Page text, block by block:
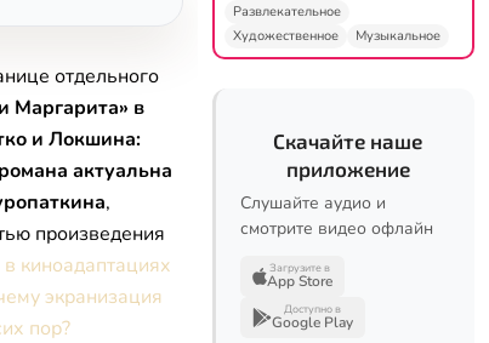
отдельного
Маргарита» в
и Локшина:
актуальна
,
произведения
киноадаптациях
экранизация
пор?
Развлекательное
Художественное
Музыкальное
Скачайте наше
приложение
Слушайте аудио и
смотрите видео офлайн
Загрузите в
App Store
Доступно в
Google Play